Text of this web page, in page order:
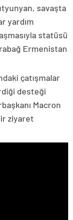
savaşta
yardım
statüsü
Ermenistan
çatışmalar
desteği
Macron
ziyaret